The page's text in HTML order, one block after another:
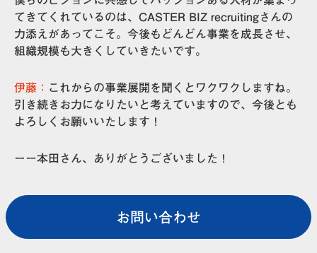
てきてくれているのは、CASTER BIZ recruitingさんの
力添えがあってこそ。今後もどんどん事業を成長させ、
組織規模も大きくしていきたいです。
伊藤： これからの事業展開を聞くとワクワクしますね。
引き続きお力になりたいと考えていますので、今後とも
よろしくお願いいたします！
ーー本田さん、ありがとうございました！
お問い合わせ